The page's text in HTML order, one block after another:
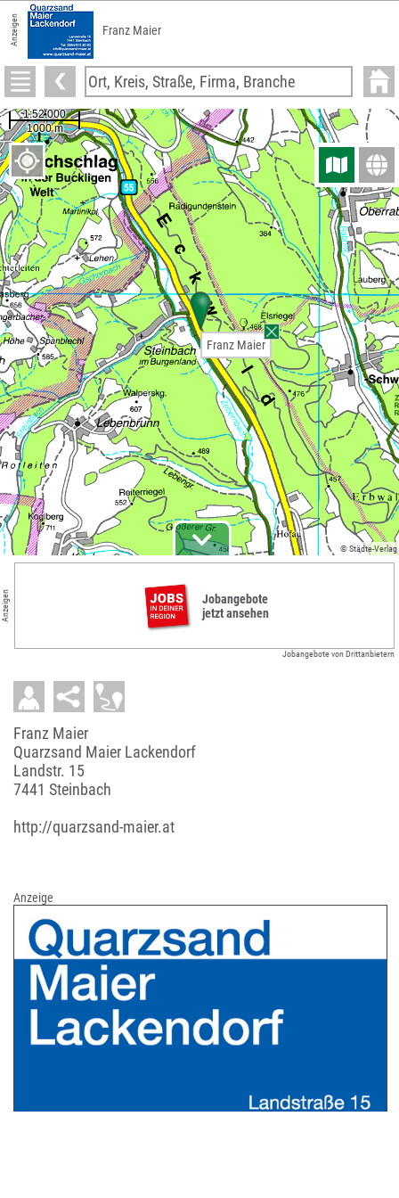
Anzeigen Franz Maier
© Städte-Verlag
Franz Maier
Anzeigen
Jobangebote
jetzt ansehen
Jobangebote von Drittanbietern
Franz Maier
Quarzsand Maier Lackendorf
Landstr. 15
7441 Steinbach
http://quarzsand-maier.at
Anzeige